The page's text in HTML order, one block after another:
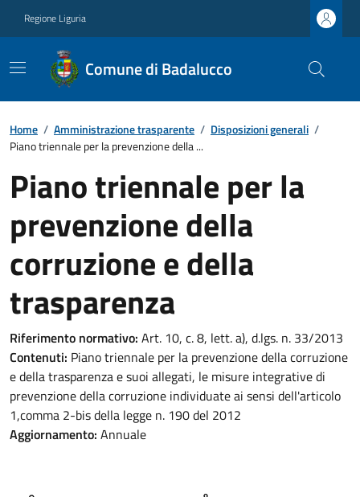
Regione Liguria
Comune di Badalucco
Home / Amministrazione trasparente / Disposizioni generali /
Piano triennale per la prevenzione della ...
Piano triennale per la
prevenzione della
corruzione e della
trasparenza
Riferimento normativo: Art. 10, c. 8, lett. a), d.lgs. n. 33/2013
Contenuti: Piano triennale per la prevenzione della corruzione
e della trasparenza e suoi allegati, le misure integrative di
prevenzione della corruzione individuate ai sensi dell'articolo
1,comma 2-bis della legge n. 190 del 2012
Aggiornamento: Annuale